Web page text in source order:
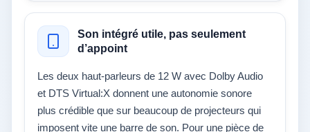
Son intégré utile, pas seulement
d’appoint
Les deux haut-parleurs de 12 W avec Dolby Audio
et DTS Virtual:X donnent une autonomie sonore
plus crédible que sur beaucoup de projecteurs qui
imposent vite une barre de son. Pour une pièce de